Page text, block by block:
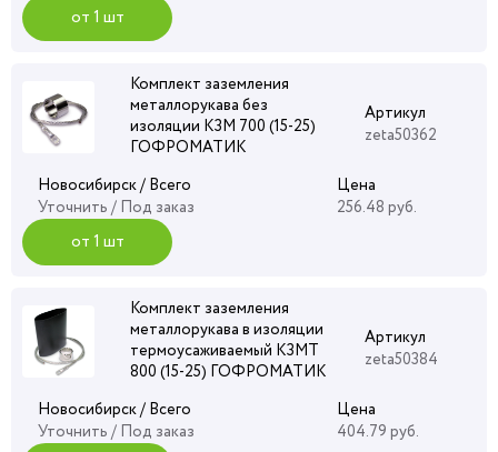
от 1 шт
Комплект заземления
металлорукава без
изоляции КЗМ 700 (15-25)
ГОФРОМАТИК
Артикул
zeta50362
Новосибирск / Всего
Уточнить / Под заказ
Цена
256.48 руб.
от 1 шт
Комплект заземления
металлорукава в изоляции
термоусаживаемый КЗМТ
800 (15-25) ГОФРОМАТИК
Артикул
zeta50384
Новосибирск / Всего
Уточнить / Под заказ
Цена
404.79 руб.